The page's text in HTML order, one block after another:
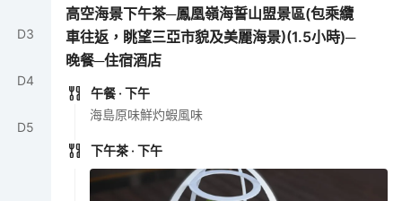
D3
D4
D5
高空海景下午茶─鳳凰嶺海誓山盟景區(包乘纜
車往返，眺望三亞市貌及美麗海景)(1.5小時)─
晚餐─住宿酒店
午餐 · 下午
海島原味鮮灼蝦風味
下午茶 · 下午